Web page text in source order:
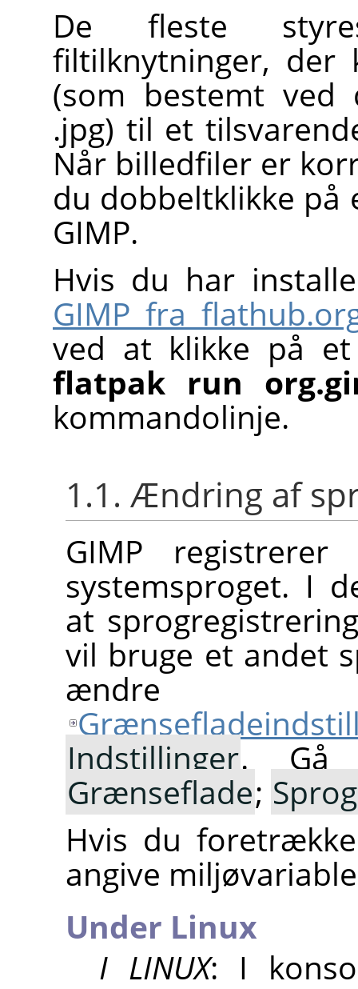
De fleste
filtilknytninger, der
(som bestemt ved
.jpg) til et
Når billedfiler er
du dobbeltklikke på
GIMP.
Hvis du har
GIMP fra
ved at klikke på
flatpak run
kommandolinje.
1.1. Ændring af
GIMP registrerer
systemsproget. I
at
vil bruge et andet
ændre
Indstillinger. Gå
Grænseflade; Sprog
Hvis du
angive
Under Linux
I LINUX: I